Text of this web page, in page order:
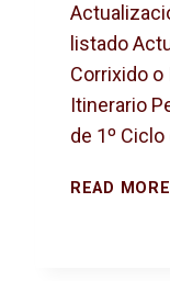
listado
Corrixido o
Itinerario
de 1º
READ MORE